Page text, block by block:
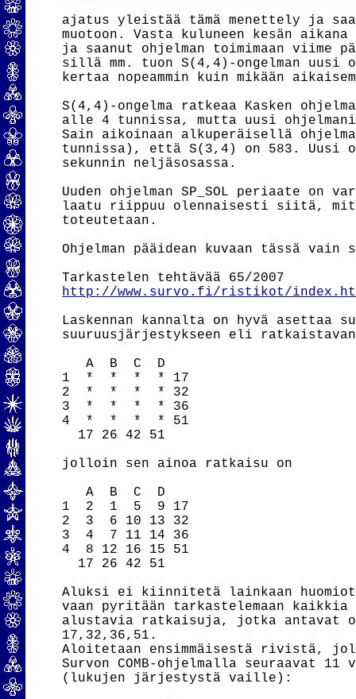
ajatus yleistää tämä menettely ja
muotoon. Vasta kuluneen kesän
ja saanut ohjelman toimimaan
sillä mm. tuon S(4,4)-ongelman
kertaa nopeammin kuin mikään
S(4,4)-ongelma ratkeaa Kasken
alle 4 tunnissa, mutta uusi
Sain aikoinaan alkuperäisellä
tunnissa), että S(3,4) on 583. Uusi
sekunnin neljäsosassa.
Uuden ohjelman SP_SOL periaate on
laatu riippuu olennaisesti siitä,
toteutetaan.
Ohjelman pääidean kuvaan tässä
http://www.survo.fi/ristikot/
Laskennan kannalta on hyvä asettaa
suuruusjärjestykseen eli
   A  B  C  D
1  *  *  *  * 17
2  *  *  *  * 32
3  *  *  *  * 36
4  *  *  *  * 51
  17 26 42 51
jolloin sen ainoa ratkaisu on
   A  B  C  D
1  2  1  5  9 17
2  3  6 10 13 32
3  4  7 11 14 36
4  8 12 16 15 51
  17 26 42 51
Aluksi ei kiinnitetä lainkaan
vaan pyritään tarkastelemaan
alustavia ratkaisuja, jotka antavat
17,32,36,51.
Aloitetaan ensimmäisestä rivistä,
Survon COMB-ohjelmalla seuraavat 11
(lukujen järjestystä vaille):